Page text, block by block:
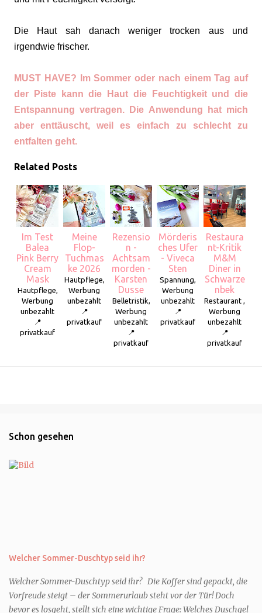
Die Haut sah danach weniger trocken aus und
irgendwie frischer.
MUST HAVE? Im Sommer oder nach einem Tag auf
der Piste kann die Haut die Feuchtigkeit und die
Entspannung vertragen. Die Anwendung hat mich
aber enttäuscht, weil es einfach zu schlecht zu
entfalten geht.
Related Posts
Im Test
Balea
Pink Berry
Cream
Mask
Hautpflege,
Werbung
unbezahlt
📍
privatkauf
Meine
Flop-
Tuchmas
ke 2026
Hautpflege,
Werbung
unbezahlt
📍
privatkauf
Rezensio
n -
Achtsam
morden -
Karsten
Dusse
Belletristik,
Werbung
unbezahlt
📍
privatkauf
Mörderis
ches Ufer
- Viveca
Sten
Spannung,
Werbung
unbezahlt
📍
privatkauf
Restaura
nt-Kritik
M&M
Diner in
Schwarze
nbek
Restaurant ,
Werbung
unbezahlt
📍
privatkauf
Schon gesehen
Welcher Sommer-Duschtyp seid ihr?
Welcher Sommer-Duschtyp seid ihr? Die Koffer sind gepackt, die
Vorfreude steigt – der Sommerurlaub steht vor der Tür! Doch
bevor es losgeht, stellt sich eine wichtige Frage: Welches Duschgel